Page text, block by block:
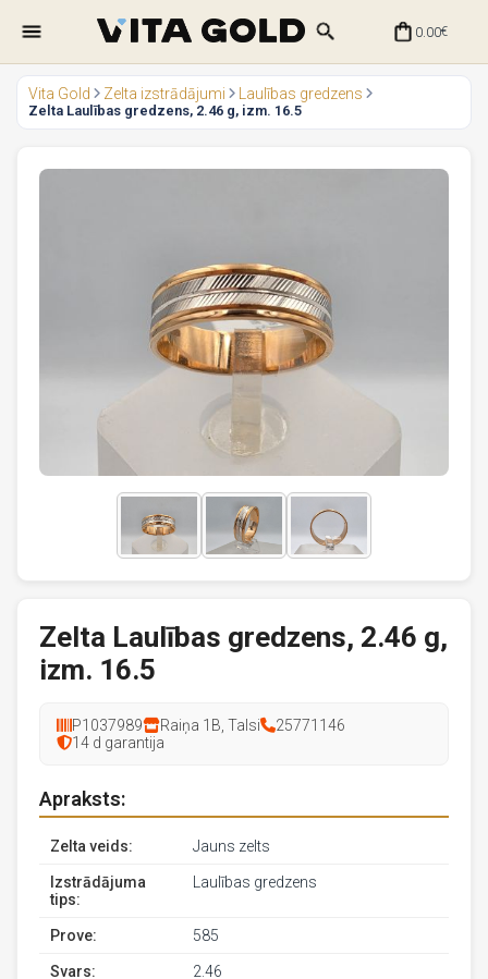
0.00€
Vita Gold Zelta izstrādājumi Laulības gredzens
Zelta Laulības gredzens, 2.46 g, izm. 16.5
Zelta Laulības gredzens, 2.46 g,
izm. 16.5
P1037989 Raiņa 1B, Talsi
25771146
14 d garantija
Apraksts:
Zelta veids: Jauns zelts
Izstrādājuma
tips:
Laulības gredzens
Prove: 585
Svars: 2.46